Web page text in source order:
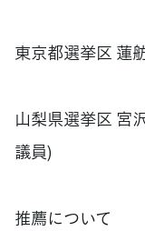
東京都選挙区 蓮
山梨県選挙区 宮
議員)
推薦について